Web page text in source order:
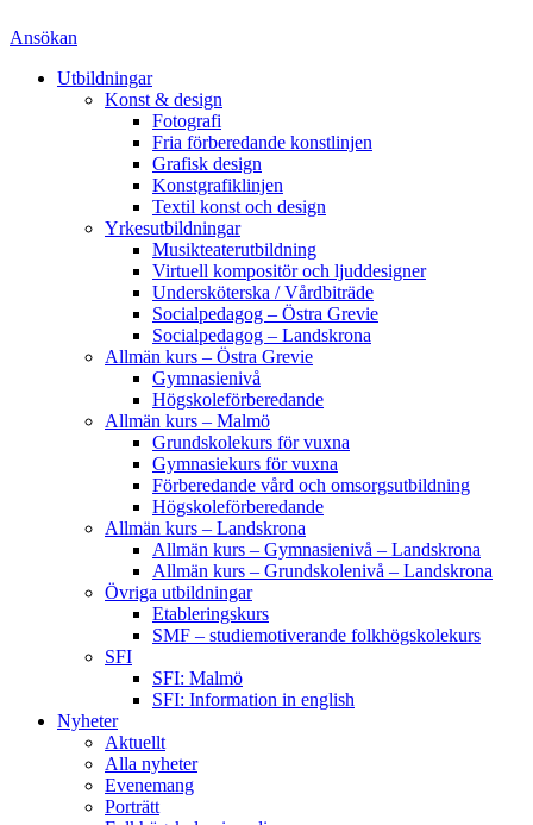
Ansökan
Utbildningar
Konst & design
Fotografi
Fria förberedande konstlinjen
Grafisk design
Konstgrafiklinjen
Textil konst och design
Yrkesutbildningar
Musikteaterutbildning
Virtuell kompositör och ljuddesigner
Undersköterska / Vårdbiträde
Socialpedagog – Östra Grevie
Socialpedagog – Landskrona
Allmän kurs – Östra Grevie
Gymnasienivå
Högskoleförberedande
Allmän kurs – Malmö
Grundskolekurs för vuxna
Gymnasiekurs för vuxna
Förberedande vård och omsorgsutbildning
Högskoleförberedande
Allmän kurs – Landskrona
Allmän kurs – Gymnasienivå – Landskrona
Allmän kurs – Grundskolenivå – Landskrona
Övriga utbildningar
Etableringskurs
SMF – studiemotiverande folkhögskolekurs
SFI
SFI: Malmö
SFI: Information in english
Nyheter
Aktuellt
Alla nyheter
Evenemang
Porträtt